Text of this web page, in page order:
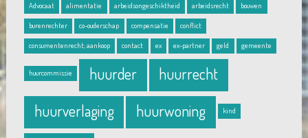
Advocaat alimentatie arbeidsongeschiktheid arbeidsrecht bouwen
burenrechter co-ouderschap compensatie conflict
consumentenrecht; aankoop contact ex ex-partner geld gemeente
huurcommissie huurder huurrecht
huurverlaging huurwoning kind